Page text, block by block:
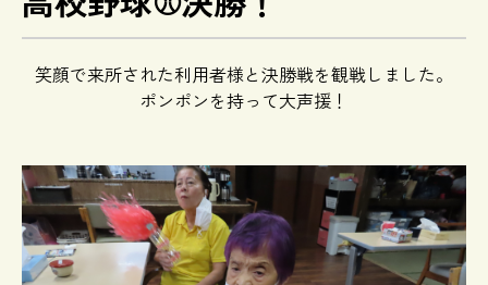
笑顔で来所された利用者様と決勝戦を観戦しました。
ポンポンを持って大声援！